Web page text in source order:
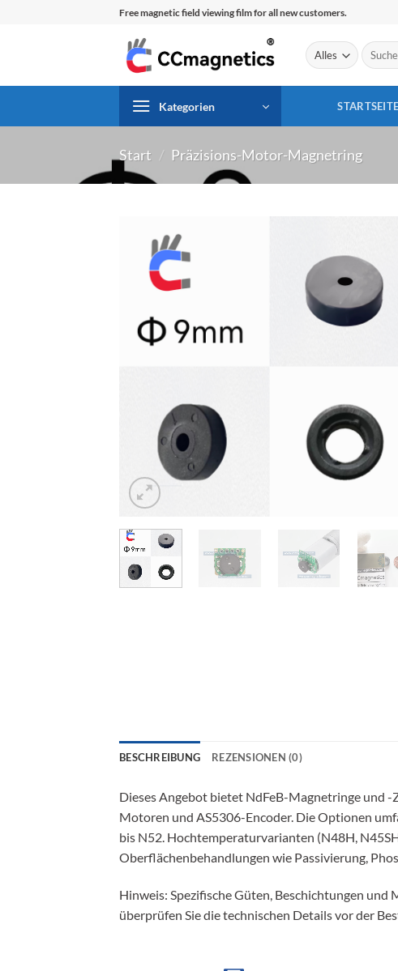
Free magnetic field viewing film for all new customers.
Suchen
nach:
Kategorien STARTSEITE
Start / Präzisions-Motor-Magnetring
BESCHREIBUNG REZENSIONEN (0)
Dieses Angebot bietet NdFeB-Magnetringe und
Motoren und AS5306-Encoder. Die Optionen
bis N52. Hochtemperaturvarianten (N48H,
Oberflächenbehandlungen wie Passivierung,
Hinweis: Spezifische Güten, Beschichtungen
überprüfen Sie die technischen Details vor der